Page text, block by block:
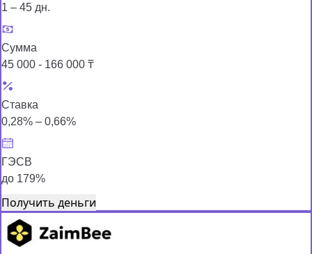
1 – 45 дн.
Сумма
45 000 - 166 000 ₸
Ставка
0,28% – 0,66%
ГЭСВ
до 179%
Получить деньги